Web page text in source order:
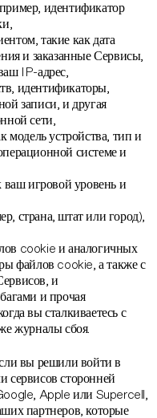
идентификатор
такие как дата
и заказанные Сервисы,
IP-адрес,
идентификаторы,
записи, и другая
сети,
модель устройства, тип и
системе и
ваш игровой уровень и
страна, штат или город),
cookie и аналогичных
файлов cookie, а также с
и
и прочая
вы сталкиваетесь с
журналы сбоя.
вы решили войти в
сервисов сторонней
Apple или Supercell,
партнеров, которые